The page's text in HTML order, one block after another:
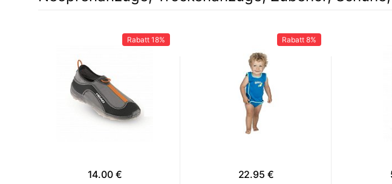
Rabatt 18%
14.00 €
Rabatt 8%
22.95 €